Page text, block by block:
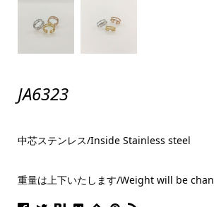
JA6323
中芯ステンレス/Inside Stainless steel
重量は上下いたします/Weight will be